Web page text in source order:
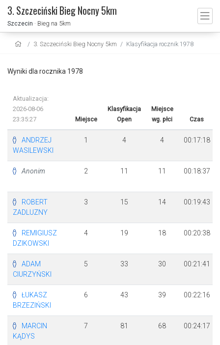
3. Szczeciński Bieg Nocny 5km
Szczecin · Bieg na 5km
3. Szczeciński Bieg Nocny 5km Klasyfikacja rocznik 1978
Wyniki dla rocznika 1978
Aktualizacja:
2026-08-06
23:35:27
Miejsce
Klasyfikacja
Open
Miejsce
wg. płci
Czas
ANDRZEJ
WASILEWSKI
1 4 4 00:17:18
Anonim 2 11 11 00:18:37
ROBERT
ZADLUZNY
3 15 14 00:19:43
REMIGIUSZ
DZIKOWSKI
4 19 18 00:20:38
ADAM
CIURZYŃSKI
5 33 30 00:21:41
ŁUKASZ
BRZEZIŃSKI
6 43 39 00:22:16
MARCIN
KĄDYS
7 81 68 00:24:17